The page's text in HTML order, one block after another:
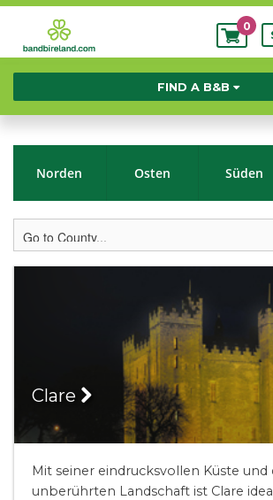
My
0
FIND A B&B
Norden Osten Süden
Clare
Mit seiner eindrucksvollen Küste und
unberührten Landschaft ist Clare